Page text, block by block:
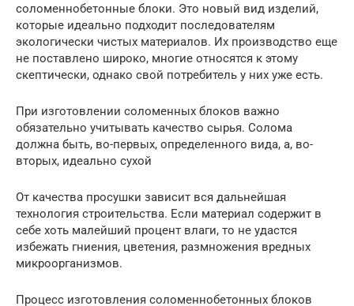
соломеннобетонные блоки. Это новый вид изделий,
которые идеально подходит последователям
экологически чистых материалов. Их производство еще
не поставлено широко, многие относятся к этому
скептически, однако свой потребитель у них уже есть.
При изготовлении соломенных блоков важно
обязательно учитывать качество сырья. Солома
должна быть, во-первых, определенного вида, а, во-
вторых, идеально сухой
От качества просушки зависит вся дальнейшая
технология строительства. Если материал содержит в
себе хоть малейший процент влаги, то не удастся
избежать гниения, цветения, размножения вредных
микроорганизмов.
Процесс изготовления соломеннобетонных блоков